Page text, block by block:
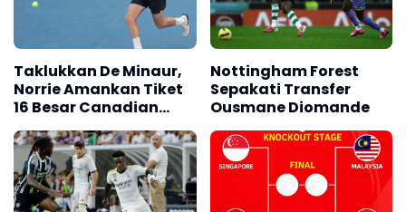
Taklukkan De Minaur,
Norrie Amankan Tiket
16 Besar Canadian
Nottingham Forest
Sepakati Transfer
Ousmane Diomande